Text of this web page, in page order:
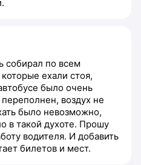
собирал по всем
ехали стоя,
было очень
воздух не
было невозможно,
в такой духоте. Прошу
водителя. И добавить
билетов и мест.